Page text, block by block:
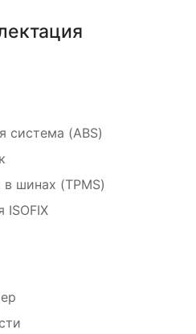
система (ABS)
в шинах (TPMS)
ISOFIX